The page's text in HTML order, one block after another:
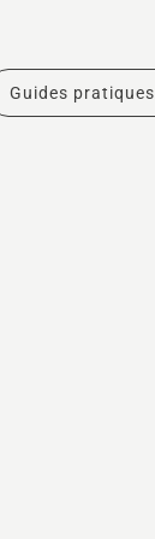
Guides pratiques